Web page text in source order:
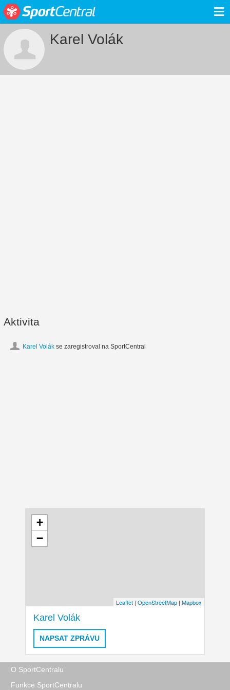
≡
Karel Volák
Aktivita
Karel Volák se zaregistroval na SportCentral
+
−
Leaflet | OpenStreetMap | Mapbox
Karel Volák
NAPSAT ZPRÁVU
O SportCentralu
Funkce SportCentralu